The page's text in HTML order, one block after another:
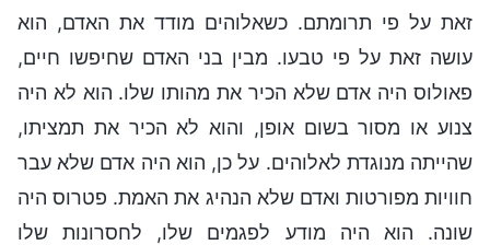
זאת על פי תרומתם. כשאלוהים מודד את האדם, הוא
עושה זאת על פי טבעו. מבין בני האדם שחיפשו חיים,
פאולוס היה אדם שלא הכיר את מהותו שלו. הוא לא היה
צנוע או מסור בשום אופן, והוא לא הכיר את תמציתו,
שהייתה מנוגדת לאלוהים. על כן, הוא היה אדם שלא עבר
חוויות מפורטות ואדם שלא הנהיג את האמת. פטרוס היה
שונה. הוא היה מודע לפגמים שלו, לחסרונות שלו